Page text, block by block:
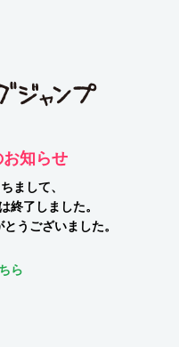
知らせ
まして、
終了しました。
うございました。
ら